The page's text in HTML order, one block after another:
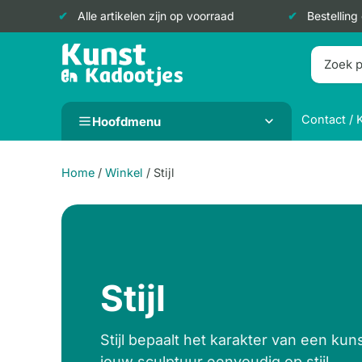
Alle artikelen zijn op voorraad
Doorgaan
Hoofdmenu Contact /
Home / Winkel / Stijl
Stijl
Stijl bepaalt het karakter van een